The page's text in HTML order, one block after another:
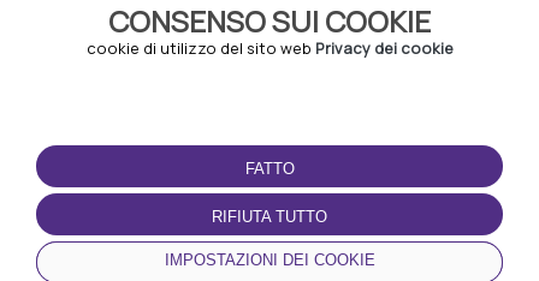
CONSENSO SUI COOKIE
cookie di utilizzo del sito web Privacy dei cookie
FATTO
RIFIUTA TUTTO
IMPOSTAZIONI DEI COOKIE
CONDIZIONI D'USO
Termini e Condizioni
Politica sulla riservatezza
Gestione dei Cookie
SCARICA L'APP